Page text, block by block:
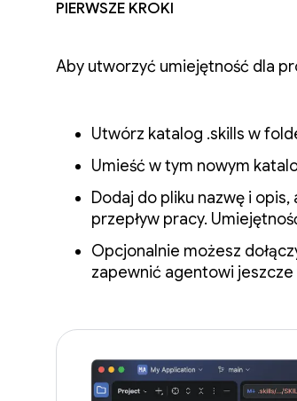
Pierwsze kroki
Aby utworzyć umiejętność dla
Utwórz katalog .skills w
Umieść w tym nowym
Dodaj do pliku nazwę i
przepływ pracy.
Opcjonalnie możesz
zapewnić agentowi